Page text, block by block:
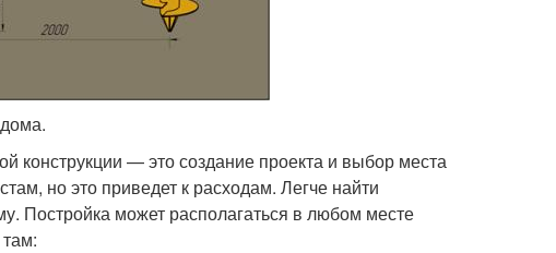
конструкции — это создание проекта и выбор места
но это приведет к расходам. Легче найти
Постройка может располагаться в любом месте